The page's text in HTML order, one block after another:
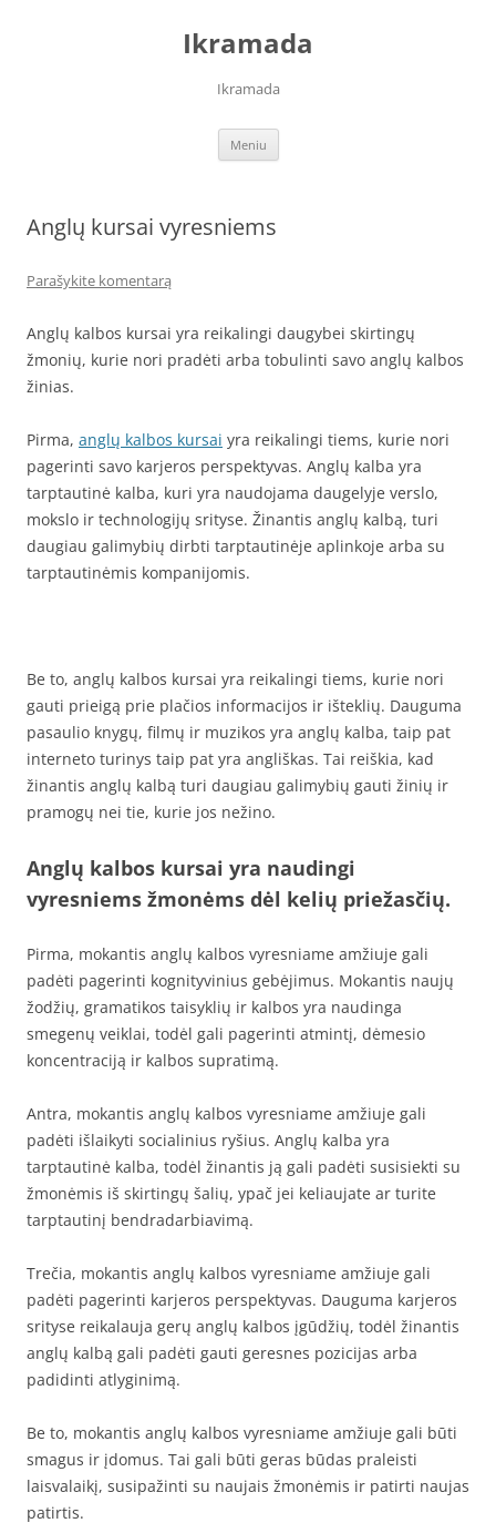
Ikramada
Ikramada
Meniu
Anglų kursai vyresniems
Parašykite komentarą
Anglų kalbos kursai yra reikalingi daugybei skirtingų
žmonių, kurie nori pradėti arba tobulinti savo anglų kalbos
žinias.
Pirma, anglų kalbos kursai yra reikalingi tiems, kurie nori
pagerinti savo karjeros perspektyvas. Anglų kalba yra
tarptautinė kalba, kuri yra naudojama daugelyje verslo,
mokslo ir technologijų srityse. Žinantis anglų kalbą, turi
daugiau galimybių dirbti tarptautinėje aplinkoje arba su
tarptautinėmis kompanijomis.
Be to, anglų kalbos kursai yra reikalingi tiems, kurie nori
gauti prieigą prie plačios informacijos ir išteklių. Dauguma
pasaulio knygų, filmų ir muzikos yra anglų kalba, taip pat
interneto turinys taip pat yra angliškas. Tai reiškia, kad
žinantis anglų kalbą turi daugiau galimybių gauti žinių ir
pramogų nei tie, kurie jos nežino.
Anglų kalbos kursai yra naudingi
vyresniems žmonėms dėl kelių priežasčių.
Pirma, mokantis anglų kalbos vyresniame amžiuje gali
padėti pagerinti kognityvinius gebėjimus. Mokantis naujų
žodžių, gramatikos taisyklių ir kalbos yra naudinga
smegenų veiklai, todėl gali pagerinti atmintį, dėmesio
koncentraciją ir kalbos supratimą.
Antra, mokantis anglų kalbos vyresniame amžiuje gali
padėti išlaikyti socialinius ryšius. Anglų kalba yra
tarptautinė kalba, todėl žinantis ją gali padėti susisiekti su
žmonėmis iš skirtingų šalių, ypač jei keliaujate ar turite
tarptautinį bendradarbiavimą.
Trečia, mokantis anglų kalbos vyresniame amžiuje gali
padėti pagerinti karjeros perspektyvas. Dauguma karjeros
srityse reikalauja gerų anglų kalbos įgūdžių, todėl žinantis
anglų kalbą gali padėti gauti geresnes pozicijas arba
padidinti atlyginimą.
Be to, mokantis anglų kalbos vyresniame amžiuje gali būti
smagus ir įdomus. Tai gali būti geras būdas praleisti
laisvalaikį, susipažinti su naujais žmonėmis ir patirti naujas
patirtis.